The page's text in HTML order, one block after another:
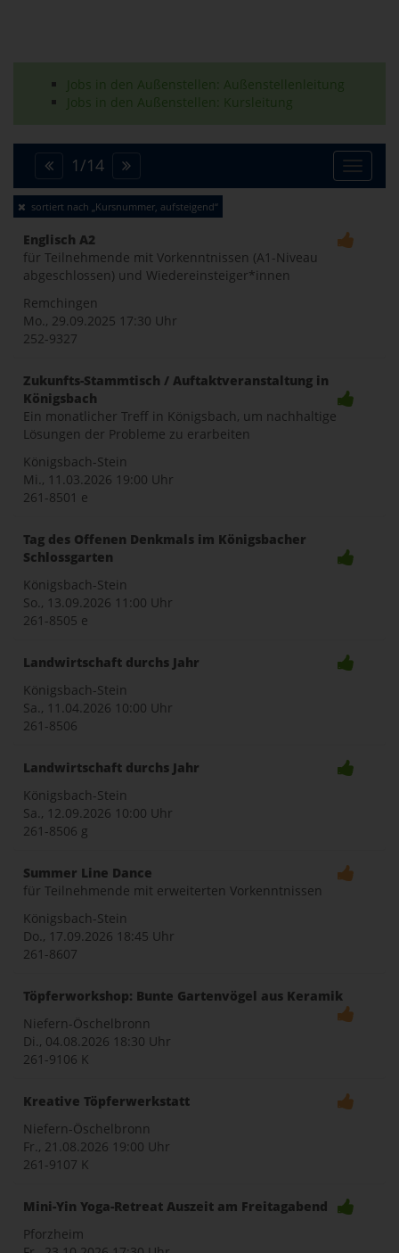
Jobs in den Außenstellen: Außenstellenleitung
Jobs in den Außenstellen: Kursleitung
Toggle
1/14
sortiert nach „Kursnummer, aufsteigend“
Englisch A2
für Teilnehmende mit Vorkenntnissen (A1-Niveau
abgeschlossen) und Wiedereinsteiger*innen
Remchingen
Mo., 29.09.2025 17:30 Uhr
252-9327
Zukunfts-Stammtisch / Auftaktveranstaltung in
Königsbach
Ein monatlicher Treff in Königsbach, um nachhaltige
Lösungen der Probleme zu erarbeiten
Königsbach-Stein
Mi., 11.03.2026 19:00 Uhr
261-8501 e
Tag des Offenen Denkmals im Königsbacher
Schlossgarten
Königsbach-Stein
So., 13.09.2026 11:00 Uhr
261-8505 e
Landwirtschaft durchs Jahr
Königsbach-Stein
Sa., 11.04.2026 10:00 Uhr
261-8506
Landwirtschaft durchs Jahr
Königsbach-Stein
Sa., 12.09.2026 10:00 Uhr
261-8506 g
Summer Line Dance
für Teilnehmende mit erweiterten Vorkenntnissen
Königsbach-Stein
Do., 17.09.2026 18:45 Uhr
261-8607
Töpferworkshop: Bunte Gartenvögel aus Keramik
Niefern-Öschelbronn
Di., 04.08.2026 18:30 Uhr
261-9106 K
Kreative Töpferwerkstatt
Niefern-Öschelbronn
Fr., 21.08.2026 19:00 Uhr
261-9107 K
Mini-Yin Yoga-Retreat Auszeit am Freitagabend
Pforzheim